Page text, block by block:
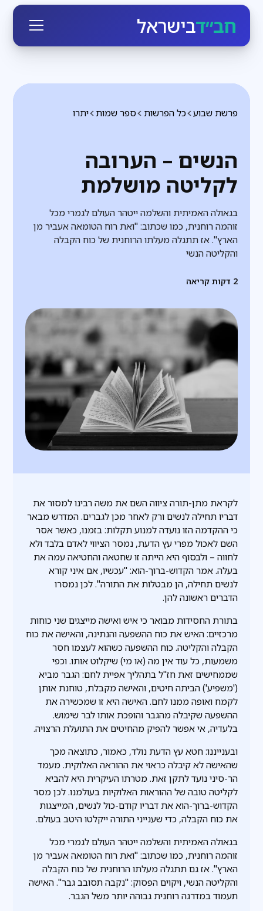
חב״דבישראל
יתרו ספר שמות כל הפרשות פרשת שבוע
הנשים – הערובה
לקליטה מושלמת
בגאולה האמיתית והשלמה ייטהר העולם לגמרי מכל
זוהמה רוחנית, כמו שכתוב: "ואת רוח הטומאה אעביר מן
הארץ". אז תתגלה מעלתו הרוחנית של כוח הקבלה
והקליטה הנשי
2 דקות קריאה
לקראת מתן-תורה ציווה השם את משה רבינו למסור את
דבריו תחילה לנשים ורק לאחר מכן לגברים. המדרש מבאר
כי ההקדמה הזו נועדה למנוע תקלות: בזמנו, כאשר אסר
השם לאכול מפרי עץ הדעת, נמסר הציווי לאדם בלבד ולא
לחווה – ולבסוף היא הייתה זו שחטאה והחטיאה עמה את
בעלה. אמר הקדוש-ברוך-הוא: "עכשיו, אם איני קורא
לנשים תחילה, הן מבטלות את התורה". לכן נמסרו
הדברים ראשונה להן.
בתורת החסידות מבואר כי איש ואישה מייצגים שני כוחות
מרכזיים: האיש את כוח ההשפעה והנתינה, והאישה את כוח
הקבלה והקליטה. כוח ההשפעה כשהוא לעצמו חסר
משמעות, כל עוד אין מה (או מי) שיקלוט אותו. וכפי
שממחישים זאת חז"ל בתהליך אפיית לחם: הגבר מביא
('משפיע') הביתה חיטים, והאישה מקבלת, טוחנת אותן
לקמח ואופה ממנו לחם. האישה היא זו שמכשירה את
ההשפעה שקיבלה מהגבר והופכת אותו לבר שימוש.
בלעדיה, אי אפשר להפיק מהחיטים את התועלת הרצויה.
ובענייננו: חטא עץ הדעת נולד, כאמור, כתוצאה מכך
שהאישה לא קיבלה כראוי את ההוראה האלוקית. מעמד
הר-סיני נועד לתקן זאת. מטרתו העיקרית היא להביא
לקליטה טובה של ההוראות האלוקיות בעולמנו. לכן מסר
הקדוש-ברוך-הוא את דבריו קודם-כול לנשים, המייצגות
את כוח הקבלה, כדי שענייני התורה ייקלטו היטב בעולם.
בגאולה האמיתית והשלמה ייטהר העולם לגמרי מכל
זוהמה רוחנית, כמו שכתוב: "ואת רוח הטומאה אעביר מן
הארץ". אז גם תתגלה מעלתו הרוחנית של כוח הקבלה
והקליטה הנשי, ויקוים הפסוק: "נקבה תסובב גבר". האישה
תעמוד במדרגה רוחנית גבוהה יותר משל הגבר.